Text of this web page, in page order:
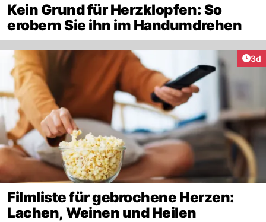
Kein Grund für Herzklopfen: So
erobern Sie ihn im Handumdrehen
3d
Filmliste für gebrochene Herzen:
Lachen, Weinen und Heilen